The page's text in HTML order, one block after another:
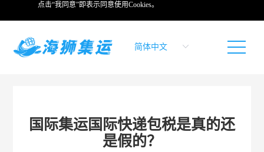
点击“我同意”即表示同意使用Cookies。
国际集运国际快递包税是真的还
是假的？